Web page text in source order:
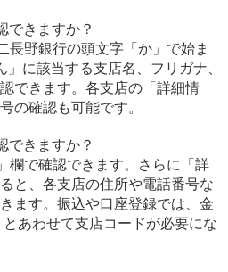
できますか？
長野銀行の頭文字「か」で始ま
」に該当する支店名、フリガナ、
できます。各支店の「詳細情
の確認も可能です。
できますか？
欄で確認できます。さらに「詳
と、各支店の住所や電話番号な
ます。振込や口座登録では、金
あわせて支店コードが必要にな